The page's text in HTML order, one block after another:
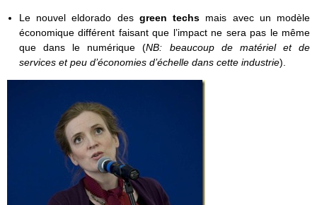
Le nouvel eldorado des green techs mais avec un modèle
économique différent faisant que l’impact ne sera pas le même
que dans le numérique (NB: beaucoup de matériel et de
services et peu d’économies d’échelle dans cette industrie).